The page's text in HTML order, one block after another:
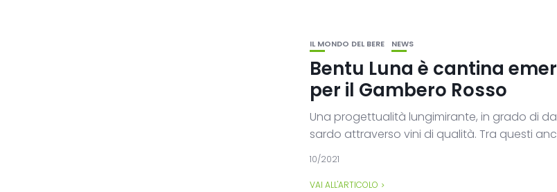
IL MONDO DEL BERE NEWS
Bentu Luna è cantina
per il Gambero Rosso
Una progettualità lungimirante, in grado di
sardo attraverso vini di qualità. Tra questi
10/2021
VAI ALL'ARTICOLO